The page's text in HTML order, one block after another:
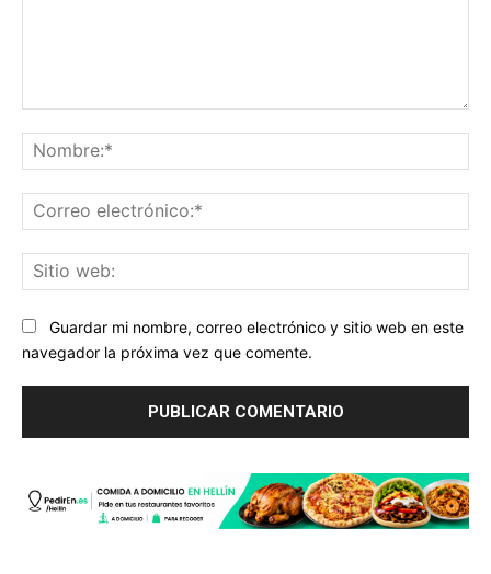
Guardar mi nombre, correo electrónico y sitio web en este
navegador la próxima vez que comente.